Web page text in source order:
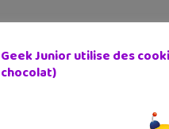
Geek Junior utilise des
chocolat)